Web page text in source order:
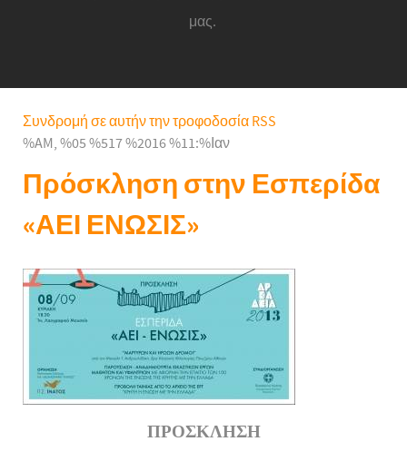
μας.
Συνδρομή σε αυτήν την τροφοδοσία RSS
%AM, %05 %517 %2016 %11:%Ιαν
Πρόσκληση στην Εσπερίδα
«ΑΕΙ ΕΝΩΣΙΣ»
ΠΡΟΣΚΛΗΣΗ